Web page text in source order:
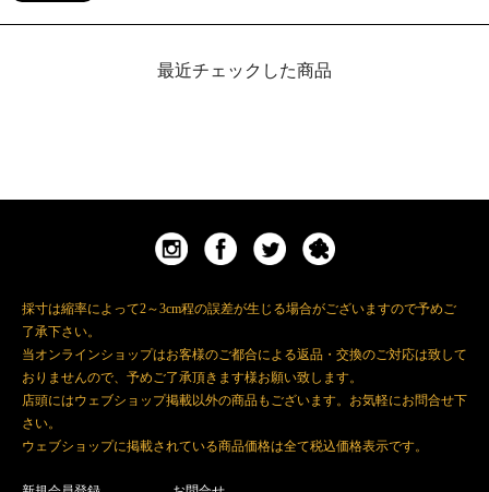
最近チェックした商品
採寸は縮率によって2～3cm程の誤差が生じる場合がございますので予めご
了承下さい。
当オンラインショップはお客様のご都合による返品・交換のご対応は致して
おりませんので、予めご了承頂きます様お願い致します。
店頭にはウェブショップ掲載以外の商品もございます。お気軽にお問合せ下
さい。
ウェブショップに掲載されている商品価格は全て税込価格表示です。